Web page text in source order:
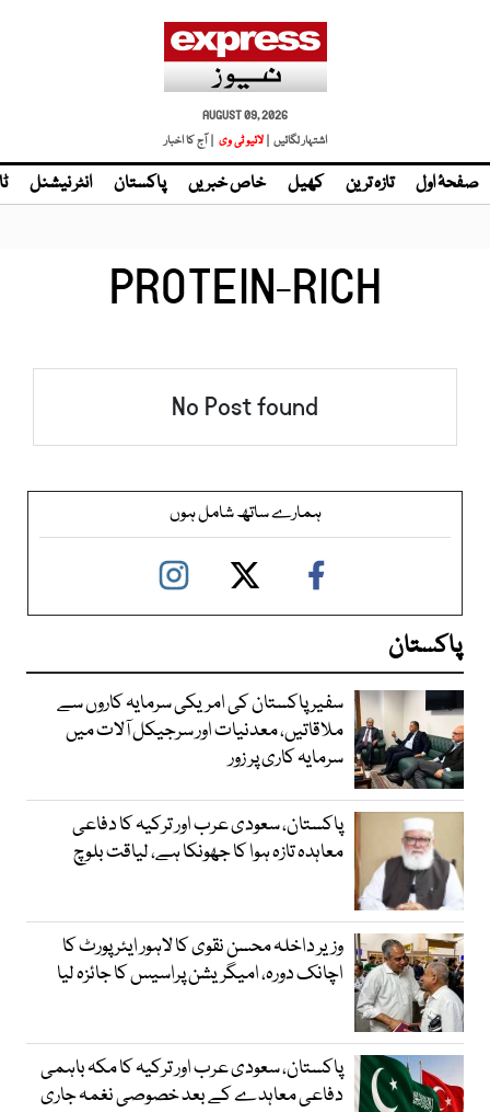
AUGUST 09, 2026
اشتہار لگائیں | لائیو ٹی وی | آج کا اخبار
صفحۂ اول تازہ ترین کھیل خاص خبریں پاکستان انٹر نیشنل
PROTEIN-RICH
No Post found
ہمارے ساتھ شامل ہوں
پاکستان
سفیر پاکستان کی امریکی سرمایہ کاروں سے
ملاقاتیں، معدنیات اور سرجیکل آلات میں
سرمایہ کاری پر زور
پاکستان، سعودی عرب اور ترکیہ کا دفاعی
معاہدہ تازہ ہوا کا جھونکا ہے، لیاقت بلوچ
وزیر داخلہ محسن نقوی کا لاہور ایئر پورٹ کا
اچانک دورہ، امیگریشن پراسیس کا جائزہ لیا
پاکستان، سعودی عرب اور ترکیہ کا مکہ باہمی
دفاعی معاہدے کے بعد خصوصی نغمہ جاری